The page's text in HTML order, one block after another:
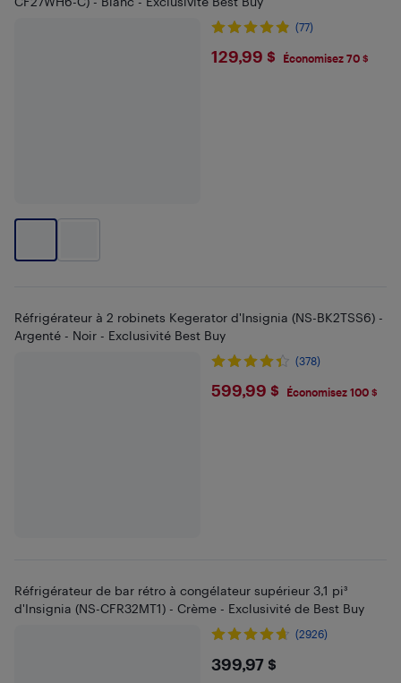
(77)
$129.99
129,99 $ Économisez 70 $
Réfrigérateur à 2 robinets Kegerator d'Insignia (NS-BK2TSS6) -
Argenté - Noir - Exclusivité Best Buy
(378)
$599.99
599,99 $ Économisez 100 $
Réfrigérateur de bar rétro à congélateur supérieur 3,1 pi³
d'Insignia (NS-CFR32MT1) - Crème - Exclusivité de Best Buy
(2926)
$399.97
399,97 $